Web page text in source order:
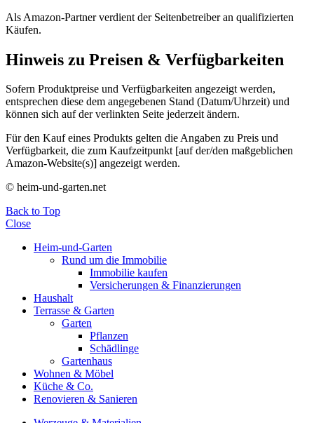
Als Amazon-Partner verdient der Seitenbetreiber an qualifizierten
Käufen.
Hinweis zu Preisen & Verfügbarkeiten
Sofern Produktpreise und Verfügbarkeiten angezeigt werden,
entsprechen diese dem angegebenen Stand (Datum/Uhrzeit) und
können sich auf der verlinkten Seite jederzeit ändern.
Für den Kauf eines Produkts gelten die Angaben zu Preis und
Verfügbarkeit, die zum Kaufzeitpunkt [auf der/den maßgeblichen
Amazon-Website(s)] angezeigt werden.
© heim-und-garten.net
Back to Top
Close
Heim-und-Garten
Rund um die Immobilie
Immobilie kaufen
Versicherungen & Finanzierungen
Haushalt
Terrasse & Garten
Garten
Pflanzen
Schädlinge
Gartenhaus
Wohnen & Möbel
Küche & Co.
Renovieren & Sanieren